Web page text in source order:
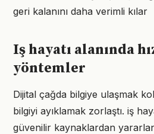
geri kalanını daha verimli kılar
Iş hayatı alanında
yöntemler
Dijital çağda bilgiye ulaşmak
bilgiyi ayıklamak zorlaştı. iş
güvenilir kaynaklardan